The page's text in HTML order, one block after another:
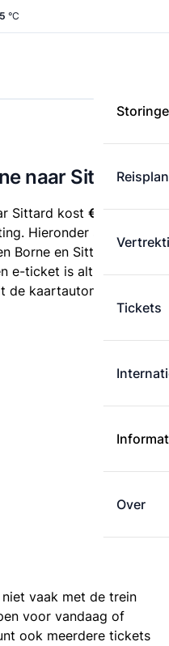
°C
Tickets
Over
naar Sittard
Sittard kost € 33,30
Hieronder staan alle
Borne en Sittard. Deze
e-ticket is altijd
kaartautomaat.
vaak met de trein
voor vandaag of
ook meerdere tickets